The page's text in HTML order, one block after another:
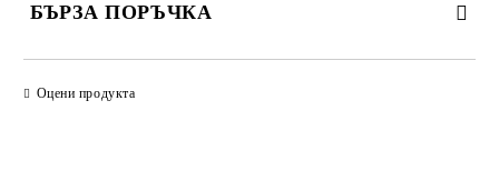
БЪРЗА ПОРЪЧКА
Оцени продукта